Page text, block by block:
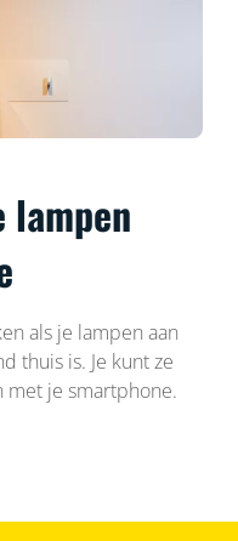
lampen
als je lampen aan
thuis is. Je kunt ze
met je smartphone.